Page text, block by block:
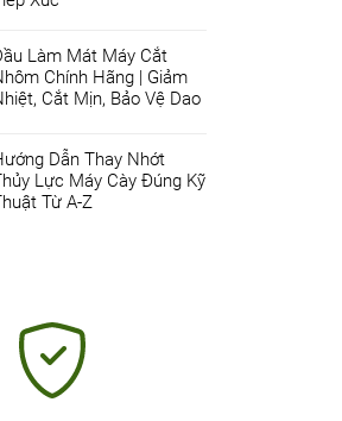
Làm Mát Máy Cắt
Chính Hãng | Giảm
Cắt Mịn, Bảo Vệ Dao
Dẫn Thay Nhớt
Lực Máy Cày Đúng Kỹ
Từ A-Z